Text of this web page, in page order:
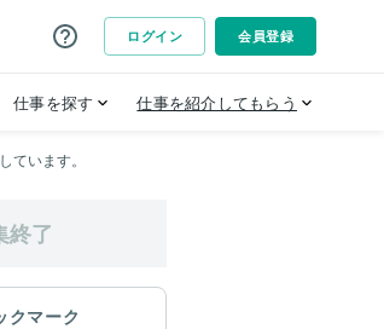
ています。
終了
クマーク